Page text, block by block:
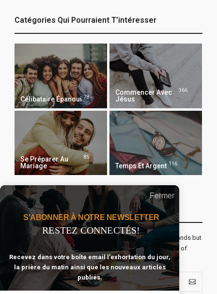
Catégories Qui Pourraient T’intéresser
Célibataire Épanoui 78
Commencer Avec
Jésus
366
Se Préparer Au
Mariage
85
Temps Et Argent 116
Recevoir Notre Newsletter Chaque Matin
The real voyage of discovery consists not in seeking new lands but
seeing with new eyes. All journeys have secret destinations of
which the traveler is unaware.
Fermer
S'ABONNER À NOTRE NEWSLETTER
RESTEZ CONNECTÉS!
Recevez dans votre boîte email l'exhortation du jour,
la prière du matin ainsi que les nouveaux articles
publiés.